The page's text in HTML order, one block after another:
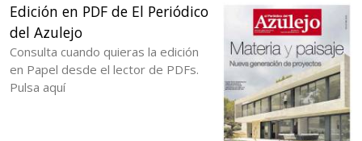
Edición en PDF de El Periódico
del Azulejo
Consulta cuando quieras la edición
en Papel desde el lector de PDFs.
Pulsa aquí